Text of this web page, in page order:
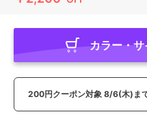
カラー・
200円クーポン対象 8/6(木)ま